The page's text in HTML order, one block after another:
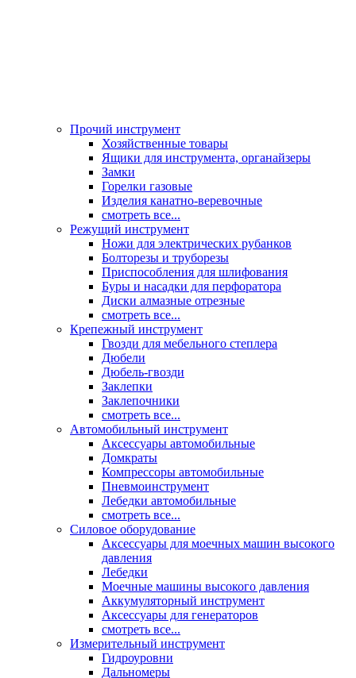
Прочий инструмент
Хозяйственные товары
Ящики для инструмента, органайзеры
Замки
Горелки газовые
Изделия канатно-веревочные
смотреть все...
Режущий инструмент
Ножи для электрических рубанков
Болторезы и труборезы
Приспособления для шлифования
Буры и насадки для перфоратора
Диски алмазные отрезные
смотреть все...
Крепежный инструмент
Гвозди для мебельного степлера
Дюбели
Дюбель-гвозди
Заклепки
Заклепочники
смотреть все...
Автомобильный инструмент
Аксессуары автомобильные
Домкраты
Компрессоры автомобильные
Пневмоинструмент
Лебедки автомобильные
смотреть все...
Силовое оборудование
Аксессуары для моечных машин высокого
давления
Лебедки
Моечные машины высокого давления
Аккумуляторный инструмент
Аксессуары для генераторов
смотреть все...
Измерительный инструмент
Гидроуровни
Дальномеры